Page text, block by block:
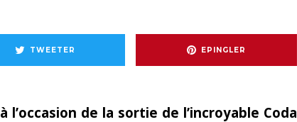
TWEETER EPINGLER
à l’occasion de la sortie de l’incroyable Coda